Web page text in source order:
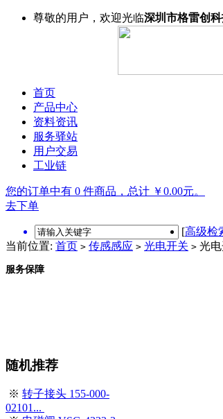
尊敬的用户，欢迎光临深圳市格雷创
首页
产品中心
资料资讯
服务驿站
用户交易
工业链
您的订单中有 0 件商品，总计 ￥0.00元。
去下单
[高级检
当前位置: 首页 > 传感感应 > 光电开关 > 光
服务保障
随机推荐
※ 转子接头 155-000-
02101...